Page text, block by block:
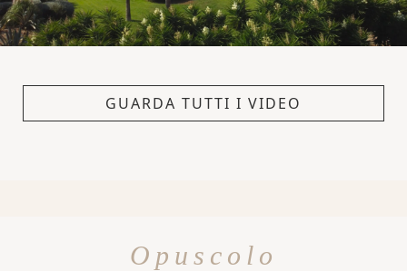
GUARDA TUTTI I VIDEO
Opuscolo